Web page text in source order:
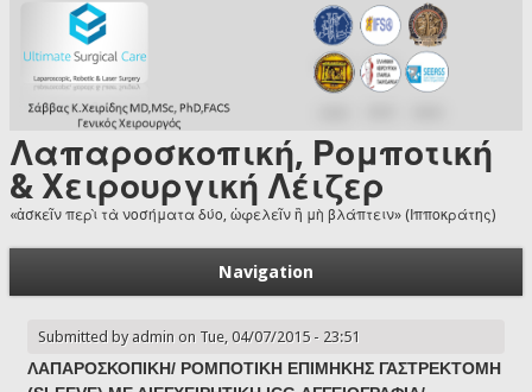
Skip to main content
Λαπαροσκοπική, Ρομποτική
& Χειρουργική Λέιζερ
«ἀσκεῖν περὶ τὰ νοσήματα δύο, ὠφελεῖν ἢ μὴ βλάπτειν» (Ιπποκράτης)
Navigation
Submitted by admin on Tue, 04/07/2015 - 23:51
ΛΑΠΑΡΟΣΚΟΠΙΚΗ/ ΡΟΜΠΟΤΙΚΗ ΕΠΙΜΗΚΗΣ ΓΑΣΤΡΕΚΤΟΜΗ